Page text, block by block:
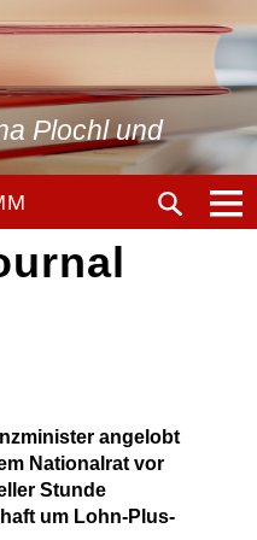
Plochl und
angelobt
Nationalrat vor
Stunde
um Lohn-Plus-